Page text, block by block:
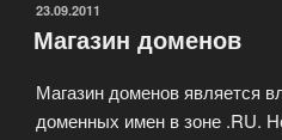
Experience»
ОПУБЛИКОВАНО
23.09.2011
Магазин доменов
Магазин доменов является
доменных имен в зоне .RU.